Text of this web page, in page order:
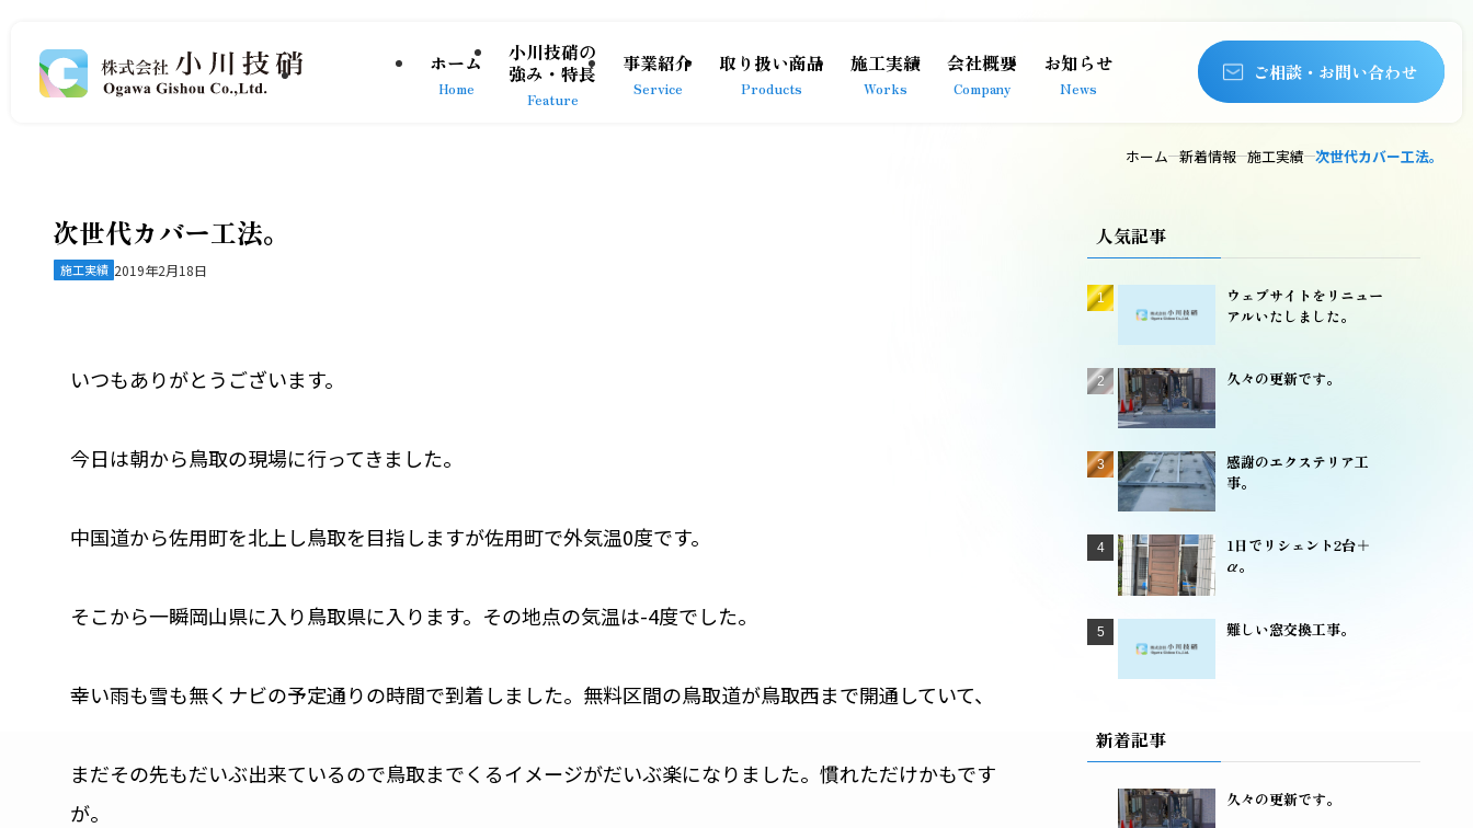
ご相談・お問い合わせ
ホーム
Home
小川技硝の
強み・特長
Feature
事業紹介
Service
取り扱い商品
Products
施工実績
Works
会社概要
Company
お知らせ
News
ホーム 新着情報 施工実績 次世代カバー工法。
次世代カバー工法。
施工実績 2019年2月18日
いつもありがとうございます。
今日は朝から鳥取の現場に行ってきました。
中国道から佐用町を北上し鳥取を目指しますが佐用町で外気温0度です。
そこから一瞬岡山県に入り鳥取県に入ります。その地点の気温は-4度でした。
幸い雨も雪も無くナビの予定通りの時間で到着しました。無料区間の鳥取道が鳥取西まで開通していて、
まだその先もだいぶ出来ているので鳥取までくるイメージがだいぶ楽になりました。慣れただけかもです
が。
人気記事
ウェブサイトをリニュー
アルいたしました。
久々の更新です。
感謝のエクステリア工
事。
1日でリシェント2台＋
α。
難しい窓交換工事。
新着記事
久々の更新です。